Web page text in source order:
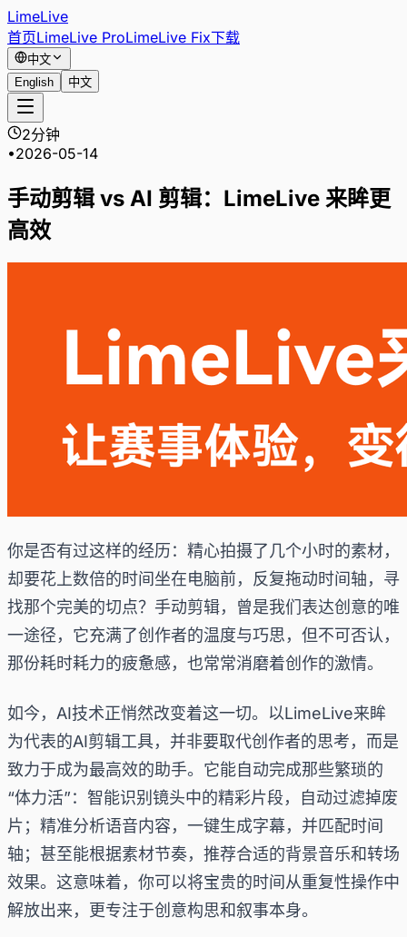
LimeLive
首页LimeLive ProLimeLive Fix下载
中文
English
中文
2分钟
•2026-05-14
手动剪辑 vs AI 剪辑：LimeLive 来眸更
高效
你是否有过这样的经历：精心拍摄了几个小时的素材，
却要花上数倍的时间坐在电脑前，反复拖动时间轴，寻
找那个完美的切点？手动剪辑，曾是我们表达创意的唯
一途径，它充满了创作者的温度与巧思，但不可否认，
那份耗时耗力的疲惫感，也常常消磨着创作的激情。
如今，AI技术正悄然改变着这一切。以LimeLive来眸
为代表的AI剪辑工具，并非要取代创作者的思考，而是
致力于成为最高效的助手。它能自动完成那些繁琐的
“体力活”：智能识别镜头中的精彩片段，自动过滤掉废
片；精准分析语音内容，一键生成字幕，并匹配时间
轴；甚至能根据素材节奏，推荐合适的背景音乐和转场
效果。这意味着，你可以将宝贵的时间从重复性操作中
解放出来，更专注于创意构思和叙事本身。